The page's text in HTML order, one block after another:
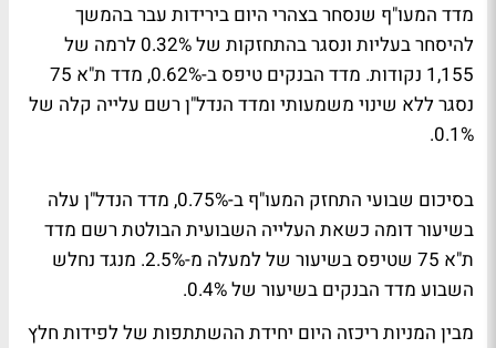
מדד המעו"ף שנסחר בצהרי היום בירידות עבר בהמשך
להיסחר בעליות ונסגר בהתחזקות של 0.32% לרמה של
1,155 נקודות. מדד הבנקים טיפס ב-0.62%, מדד ת"א 75
נסגר ללא שינוי משמעותי ומדד הנדל"ן רשם עלייה קלה של
0.1%.
בסיכום שבועי התחזק המעו"ף ב-0.75%, מדד הנדל"ן עלה
בשיעור דומה כשאת העלייה השבועית הבולטת רשם מדד
ת"א 75 שטיפס בשיעור של למעלה מ-2.5%. מנגד נחלש
השבוע מדד הבנקים בשיעור של 0.4%.
מבין המניות ריכזה היום יחידת ההשתתפות של לפידות חלץ